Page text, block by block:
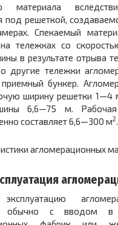
материала
под решеткой,
Спекаемый
на тележках со
в результате отрыва
дру­гие тележки
бун­кер.
ширину решетки 1—4
6,6—75 м.
составляет 6,6—300 м2
обычно с вводом в